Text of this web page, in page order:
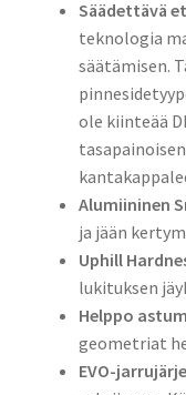
Säädettävä
teknologia
säätämisen.
ole kiinteää
Alumiininen
ja jään
Uphill
lukituksen
Helppo
geometriat
EVO-